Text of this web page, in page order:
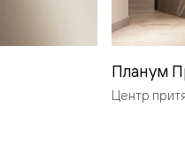
Планум
Центр